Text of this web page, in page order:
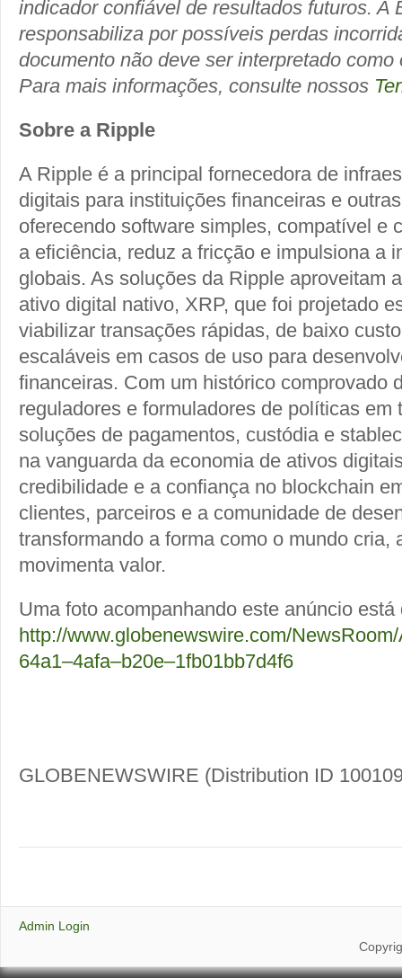
indicador confiável de resultados futuros. A
responsabiliza por possíveis perdas
documento não deve ser interpretado
Para mais informações, consulte nossos
Sobre a Ripple
A Ripple é a principal fornecedora de
digitais para instituições financeiras e
oferecendo software simples, compatível e
a eficiência, reduz a fricção e impulsiona a
globais. As soluções da Ripple aproveitam
ativo digital nativo, XRP, que foi projetado
viabilizar transações rápidas, de baixo
escaláveis em casos de uso para
financeiras. Com um histórico comprovado
reguladores e formuladores de políticas em
soluções de pagamentos, custódia e
na vanguarda da economia de ativos
credibilidade e a confiança no blockchain
clientes, parceiros e a comunidade de
transformando a forma como o mundo cria,
movimenta valor.
Uma foto acompanhando este anúncio
http://www.globenewswire.com/
64a1–4afa–b20e–1fb01bb7d4f6
GLOBENEWSWIRE (Distribution ID
Admin Login